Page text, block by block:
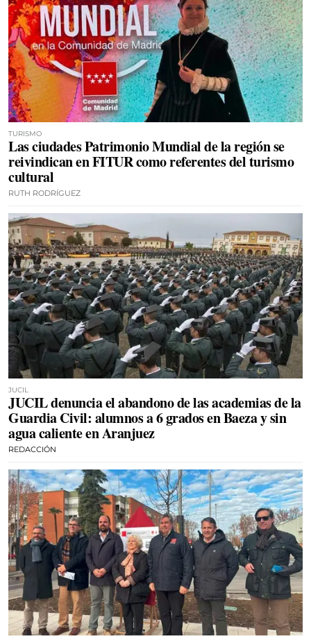
TURISMO
Las ciudades Patrimonio Mundial de la región se
reivindican en FITUR como referentes del turismo
cultural
RUTH RODRÍGUEZ
JUCIL
JUCIL denuncia el abandono de las academias de la
Guardia Civil: alumnos a 6 grados en Baeza y sin
agua caliente en Aranjuez
REDACCIÓN